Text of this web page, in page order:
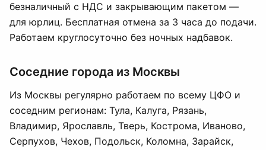
безналичный с НДС и закрывающим пакетом —
для юрлиц. Бесплатная отмена за 3 часа до подачи.
Работаем круглосуточно без ночных надбавок.
Соседние города из Москвы
Из Москвы регулярно работаем по всему ЦФО и
соседним регионам: Тула, Калуга, Рязань,
Владимир, Ярославль, Тверь, Кострома, Иваново,
Серпухов, Чехов, Подольск, Коломна, Зарайск,